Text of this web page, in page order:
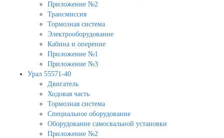
Приложение №2
Трансмиссия
Тормозная система
Электрооборудование
Кабина и оперение
Приложение №1
Приложение №3
Урал 55571-40
Двигатель
Ходовая часть
Тормозная система
Специальное оборудование
Оборудование самосвальной установки
Приложение №2